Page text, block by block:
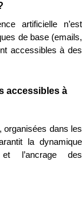
artificielle n’est
de base (emails,
accessibles à des
accessibles à
organisées dans les
la dynamique
et l’ancrage des